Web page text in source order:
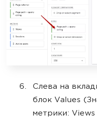
Слева на
блок Values
метрики: